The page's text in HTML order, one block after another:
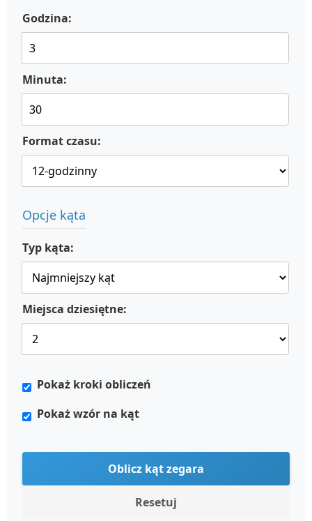
Godzina:
Minuta:
Format czasu:
Opcje kąta
Typ kąta:
Miejsca dziesiętne:
Pokaż kroki obliczeń
Pokaż wzór na kąt
Oblicz kąt zegara
Resetuj